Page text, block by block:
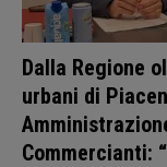
Dalla Regione
urbani di
Commercianti: